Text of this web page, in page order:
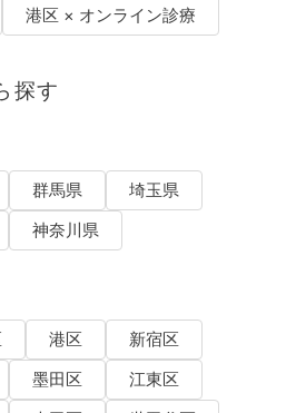
港区 × オンライン診療
探す
群馬県
埼玉県
神奈川県
港区
新宿区
墨田区
江東区